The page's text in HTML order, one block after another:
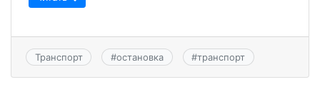
Транспорт #остановка #транспорт